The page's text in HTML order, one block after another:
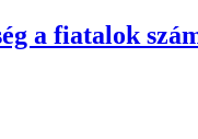
a fiatalok